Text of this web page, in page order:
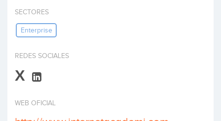
Invertir
SECTORES
Enterprise
REDES SOCIALES
X
WEB OFICIAL